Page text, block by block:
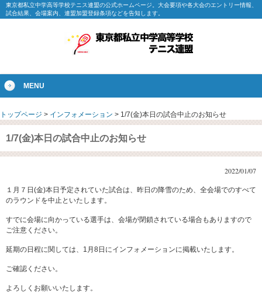
東京都私立中学高等学校テニス連盟の公式ホームページ。大会要項や各大会のエントリー情報、
試合結果、会場案内、連盟加盟登録条項などを告知します。
MENU
トップページ > インフォメーション > 1/7(金)本日の試合中止のお知らせ
1/7(金)本日の試合中止のお知らせ
2022/01/07
１月７日(金)本日予定されていた試合は、昨日の降雪のため、全会場でのすべて
のラウンドを中止といたします。
すでに会場に向かっている選手は、会場が閉鎖されている場合もありますので
ご注意ください。
延期の日程に関しては、1月8日にインフォメーションに掲載いたします。
ご確認ください。
よろしくお願いいたします。